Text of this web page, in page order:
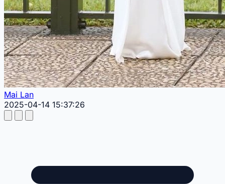
Mai Lan
2025-04-14 15:37:26